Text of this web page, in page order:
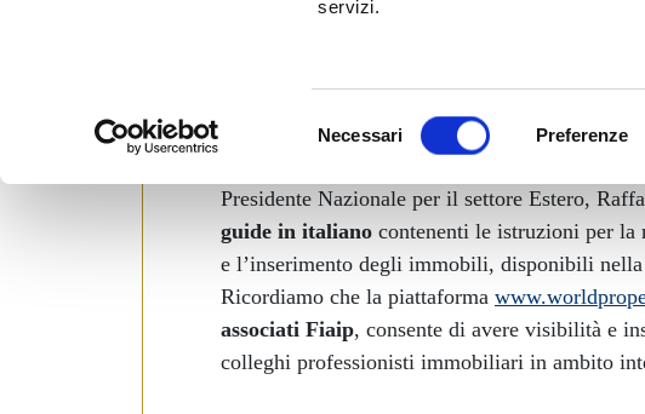
servizi.
e
z
i
o
n
Necessari Preferenze
16 Marzo 2010byUfficio Stampa
Presidente Nazionale per il settore Estero,
guide in italiano contenenti le istruzioni per la
e l’inserimento degli immobili, disponibili
Ricordiamo che la piattaforma
associati Fiaip, consente di avere visibilità e
colleghi professionisti immobiliari in ambito